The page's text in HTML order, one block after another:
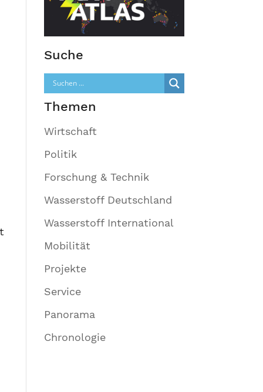
Suche
Themen
Wirtschaft
Politik
Forschung & Technik
Wasserstoff Deutschland
Wasserstoff International
Mobilität
Projekte
Service
Panorama
Chronologie